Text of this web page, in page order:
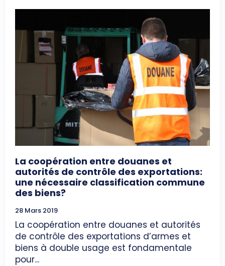
La coopération entre douanes et
autorités de contrôle des exportations:
une nécessaire classification commune
des biens?
28 Mars 2019
La coopération entre douanes et autorités
de contrôle des exportations d’armes et
biens à double usage est fondamentale
pour...